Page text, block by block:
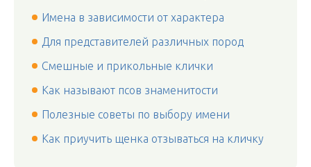
Имена в зависимости от характера
Для представителей различных пород
Смешные и прикольные клички
Как называют псов знаменитости
Полезные советы по выбору имени
Как приучить щенка отзываться на кличку